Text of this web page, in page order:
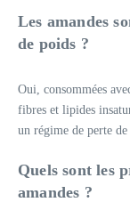
Les amandes
de poids ?
Oui, consommées
fibres et lipides
un régime de perte de
Quels sont les
amandes ?